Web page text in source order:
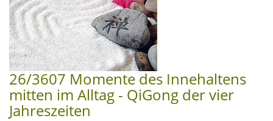
26/3607 Momente des Innehaltens
mitten im Alltag - QiGong der vier
Jahreszeiten